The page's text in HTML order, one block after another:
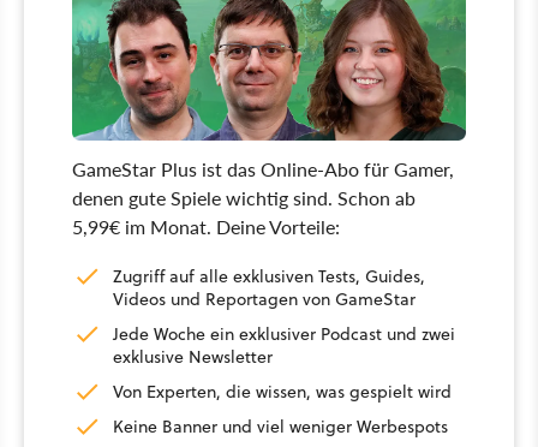
GameStar Plus ist das Online-Abo für Gamer,
denen gute Spiele wichtig sind. Schon ab
5,99€ im Monat. Deine Vorteile:
Zugriff auf alle exklusiven Tests, Guides,
Videos und Reportagen von GameStar
Jede Woche ein exklusiver Podcast und zwei
exklusive Newsletter
Von Experten, die wissen, was gespielt wird
Keine Banner und viel weniger Werbespots